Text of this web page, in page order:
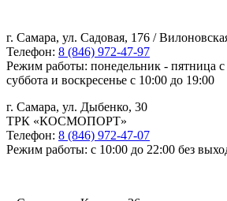
г. Самара, ул. Садовая, 176 /
Телефон: 8 (846) 972-47-97
Режим работы: понедельник - пятница с
суббота и воскресенье с 10:00 до 19:00
г. Самара, ул. Дыбенко, 30
ТРК «КОСМОПОРТ»
Телефон: 8 (846) 972-47-07
Режим работы: с 10:00 до 22:00 без